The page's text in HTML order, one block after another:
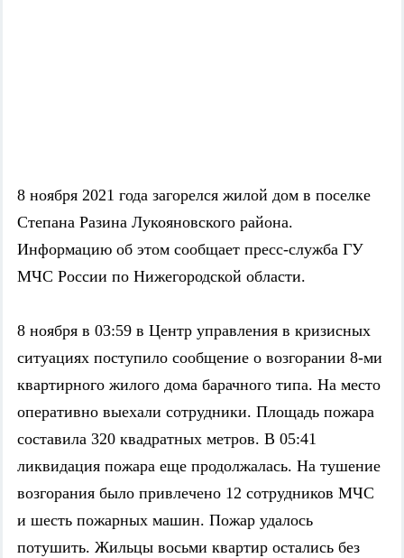
8 ноября 2021 года загорелся жилой дом в поселке
Степана Разина Лукояновского района.
Информацию об этом сообщает пресс-служба ГУ
МЧС России по Нижегородской области.
8 ноября в 03:59 в Центр управления в кризисных
ситуациях поступило сообщение о возгорании 8-ми
квартирного жилого дома барачного типа. На место
оперативно выехали сотрудники. Площадь пожара
составила 320 квадратных метров. В 05:41
ликвидация пожара еще продолжалась. На тушение
возгорания было привлечено 12 сотрудников МЧС
и шесть пожарных машин. Пожар удалось
потушить. Жильцы восьми квартир остались без